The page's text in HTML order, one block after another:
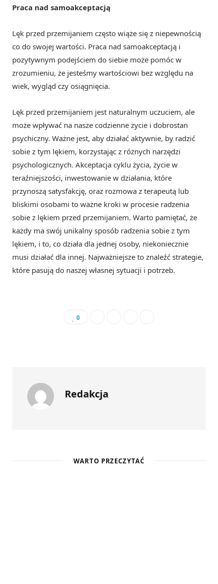
Praca nad samoakceptacją
Lęk przed przemijaniem często wiąże się z niepewnością
co do swojej wartości. Praca nad samoakceptacją i
pozytywnym podejściem do siebie może pomóc w
zrozumieniu, że jesteśmy wartościowi bez względu na
wiek, wygląd czy osiągnięcia.
Lęk przed przemijaniem jest naturalnym uczuciem, ale
może wpływać na nasze codzienne życie i dobrostan
psychiczny. Ważne jest, aby działać aktywnie, by radzić
sobie z tym lękiem, korzystając z różnych narzędzi
psychologicznych. Akceptacja cyklu życia, życie w
teraźniejszości, inwestowanie w działania, które
przynoszą satysfakcję, oraz rozmowa z terapeutą lub
bliskimi osobami to ważne kroki w procesie radzenia
sobie z lękiem przed przemijaniem. Warto pamiętać, że
każdy ma swój unikalny sposób radzenia sobie z tym
lękiem, i to, co działa dla jednej osoby, niekoniecznie
musi działać dla innej. Najważniejsze to znaleźć strategie,
które pasują do naszej własnej sytuacji i potrzeb.
0
Redakcja
WARTO PRZECZYTAĆ